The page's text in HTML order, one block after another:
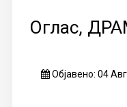
Оглас,
Објавено: 04